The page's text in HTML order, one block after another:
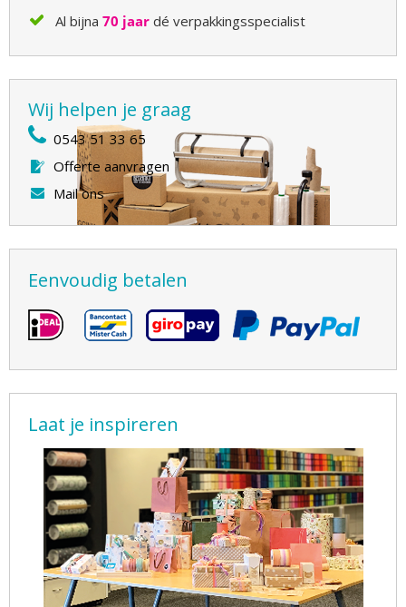
Al bijna 70 jaar dé verpakkingsspecialist
Wij helpen je graag
0543 51 33 65
Offerte aanvragen
Mail ons
Eenvoudig betalen
Laat je inspireren